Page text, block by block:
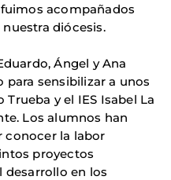
acompañados
diócesis.
Ángel y Ana
para sensibilizar a unos
y el IES Isabel La
Los alumnos han
conocer la labor
proyectos
desarrollo en los